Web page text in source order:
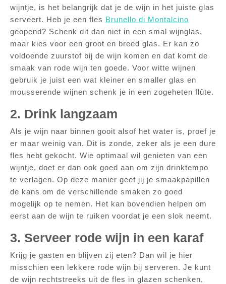
wijntje, is het belangrijk dat je de wijn in het juiste glas
serveert. Heb je een fles Brunello di Montalcino
geopend? Schenk dit dan niet in een smal wijnglas,
maar kies voor een groot en breed glas. Er kan zo
voldoende zuurstof bij de wijn komen en dat komt de
smaak van rode wijn ten goede. Voor witte wijnen
gebruik je juist een wat kleiner en smaller glas en
mousserende wijnen schenk je in een zogeheten flûte.
2. Drink langzaam
Als je wijn naar binnen gooit alsof het water is, proef je
er maar weinig van. Dit is zonde, zeker als je een dure
fles hebt gekocht. Wie optimaal wil genieten van een
wijntje, doet er dan ook goed aan om zijn drinktempo
te verlagen. Op deze manier geef jij je smaakpapillen
de kans om de verschillende smaken zo goed
mogelijk op te nemen. Het kan bovendien helpen om
eerst aan de wijn te ruiken voordat je een slok neemt.
3. Serveer rode wijn in een karaf
Krijg je gasten en blijven zij eten? Dan wil je hier
misschien een lekkere rode wijn bij serveren. Je kunt
de wijn rechtstreeks uit de fles in glazen schenken,